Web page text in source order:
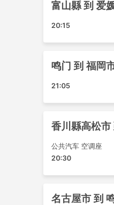
福岡市 - 高
香川縣高松
富山縣 - 鸣
横滨 - 鸣门
香川縣高松
爱媛县 - 福
名古屋市 -
Kokura - 香
香川縣高松
富山縣 到 爱
20:15
鸣门 到 福岡
21:05
香川縣高松市
公共汽车 空调座
20:30
名古屋市 到